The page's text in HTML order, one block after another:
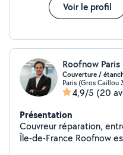
Voir le profil
Roofnow Paris
Couverture /
Paris (Gros Caillou
4,9/5 (20
Présentation
Couvreur réparation, entretien et diagnostic toiture en
Île-de-France Roofnow est une équipe de couvreurs